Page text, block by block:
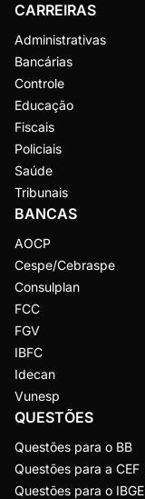
CARREIRAS
Administrativas
Bancárias
Controle
Educação
Fiscais
Policiais
Saúde
Tribunais
BANCAS
AOCP
Cespe/Cebraspe
Consulplan
FCC
FGV
IBFC
Idecan
Vunesp
QUESTÕES
Questões para o BB
Questões para a CEF
Questões para o IBGE